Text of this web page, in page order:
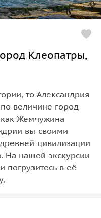
Клеопатры,
то Александрия
величине город
как Жемчужина
вы своими
цивилизации
На нашей экскурсии
погрузитесь в её